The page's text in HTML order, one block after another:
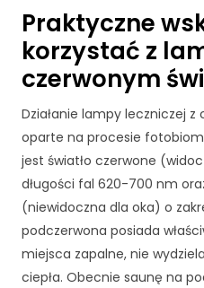
Praktyczne
korzystać z
czerwonym
Działanie lampy leczniczej
oparte na procesie
jest światło czerwone
długości fal 620-700 nm
(niewidoczna dla oka) o
podczerwona posiada
miejsca zapalne, nie
ciepła. Obecnie saunę na
st
r
n
in
te
rn
et
w
ej
,
n